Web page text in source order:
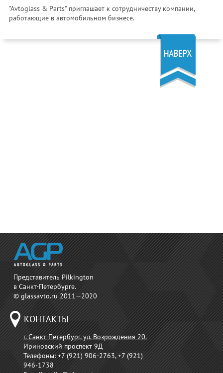
"Avtoglass & Parts" приглашает к сотрудничеству компании,
работающие в автомобильном бизнесе.
Представитель Pilkington
в Санкт-Петербурге.
© glassavto.ru 2011—2020
КОНТАКТЫ
г. Санкт-Петербург, ул. Возрождения 20.
Ириновский проспект 9Д
Телефоны:+7 (921) 906-2763, +7 (921)
946-1738